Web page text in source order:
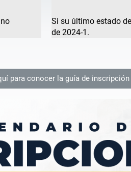
Si su último estado
de 2024-1.
para conocer la guía de inscripción